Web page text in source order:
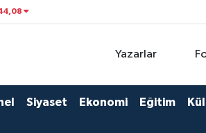
Yazarlar
Siyaset Ekonomi Eğitim